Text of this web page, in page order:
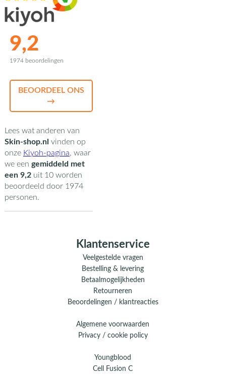
9,2
1974 beoordelingen
BEOORDEEL ONS
→
Lees wat anderen van
Skin-shop.nl vinden op
onze Kiyoh-pagina, waar
we een gemiddeld met
een 9,2uit 10worden
beoordeeld door 1974
personen.
Klantenservice
Veelgestelde vragen
Bestelling & levering
Betaalmogelijkheden
Retourneren
Beoordelingen / klantreacties
Algemene voorwaarden
Privacy / cookie policy
Youngblood
Cell Fusion C